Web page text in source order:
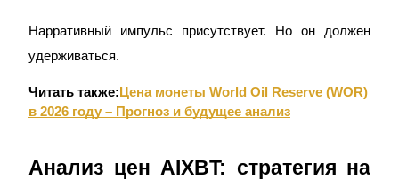
Гид
Руководство для начинающих по фьючерсам
Нарративный импульс присутствует. Но он должен
удерживаться.
Читать также:Цена монеты World Oil Reserve (WOR)
в 2026 году – Прогноз и будущее анализ
Анализ цен AIXBT: стратегия на